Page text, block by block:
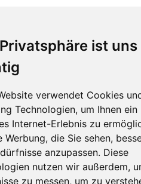
ist uns
verwendet Cookies
Technologien, um Ihnen ein
Internet-Erlebnis zu
Werbung, die Sie sehen,
anzupassen. Diese
nutzen wir außerdem,
zu messen, um zu